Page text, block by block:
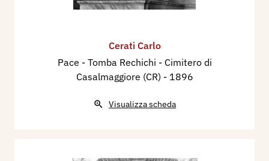
Cerati Carlo
Pace - Tomba Rechichi - Cimitero di
Casalmaggiore (CR) - 1896
Visualizza scheda